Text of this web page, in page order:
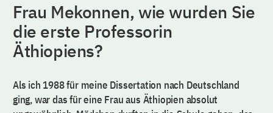
Frau Mekonnen, wie wurden Sie
die erste Professorin
Äthiopiens?
Als ich 1988 für meine Dissertation nach Deutschland
ging, war das für eine Frau aus Äthiopien absolut